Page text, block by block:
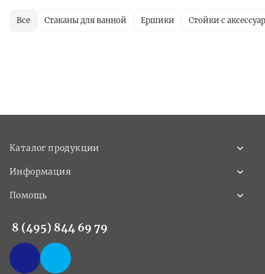
Все Стаканы для ванной Ершики Стойки с
Каталог продукции
Информация
Помощь
8 (495) 844 69 79